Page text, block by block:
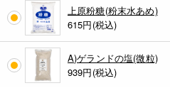
上原粉糖(粉末水あめ)
615円(税込)
A)ゲランドの塩(微粒)
939円(税込)